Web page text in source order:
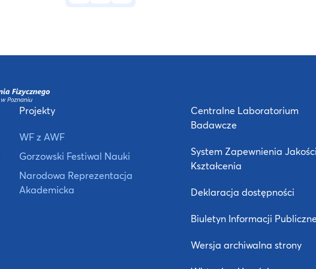
Projekty
WF z AWF
Gorzowski Festiwal Nauki
Narodowa Reprezentacja
Akademicka
Centralne Laboratorium
Badawcze
System Zapewnienia Jakości
Kształcenia
Deklaracja dostępności
Biuletyn Informacji
Wersja archiwalna strony